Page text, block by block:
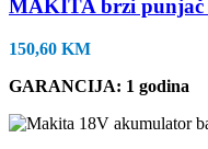
MAKITA brzi punjač
150,60 KM
GARANCIJA: 1 godina